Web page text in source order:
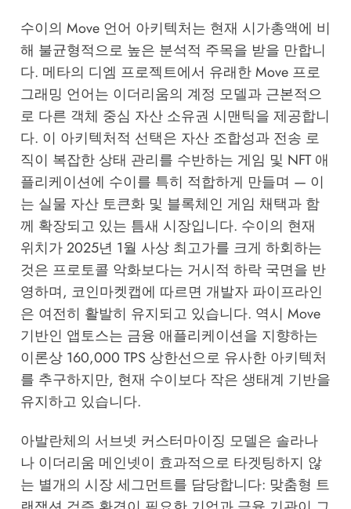
수이의 Move 언어 아키텍처는 현재 시가총액에 비
해 불균형적으로 높은 분석적 주목을 받을 만합니
다. 메타의 디엠 프로젝트에서 유래한 Move 프로
그래밍 언어는 이더리움의 계정 모델과 근본적으
로 다른 객체 중심 자산 소유권 시맨틱을 제공합니
다. 이 아키텍처적 선택은 자산 조합성과 전송 로
직이 복잡한 상태 관리를 수반하는 게임 및 NFT 애
플리케이션에 수이를 특히 적합하게 만들며 — 이
는 실물 자산 토큰화 및 블록체인 게임 채택과 함
께 확장되고 있는 틈새 시장입니다. 수이의 현재
위치가 2025년 1월 사상 최고가를 크게 하회하는
것은 프로토콜 악화보다는 거시적 하락 국면을 반
영하며, 코인마켓캡에 따르면 개발자 파이프라인
은 여전히 활발히 유지되고 있습니다. 역시 Move
기반인 앱토스는 금융 애플리케이션을 지향하는
이론상 160,000 TPS 상한선으로 유사한 아키텍처
를 추구하지만, 현재 수이보다 작은 생태계 기반을
유지하고 있습니다.
아발란체의 서브넷 커스터마이징 모델은 솔라나
나 이더리움 메인넷이 효과적으로 타겟팅하지 않
는 별개의 시장 세그먼트를 담당합니다: 맞춤형 트